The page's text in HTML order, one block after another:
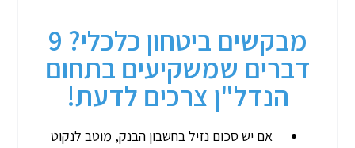
מבקשים ביטחון כלכלי? 9
דברים שמשקיעים בתחום
הנדל"ן צרכים לדעת!
אם יש סכום נזיל בחשבון הבנק, מוטב לנקוט